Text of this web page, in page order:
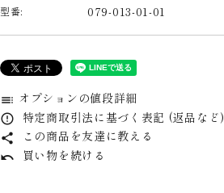
型番: 079-013-01-01
toc オプションの値段詳細
error_outline 特定商取引法に基づく表記 (返品など)
share この商品を友達に教える
undo 買い物を続ける